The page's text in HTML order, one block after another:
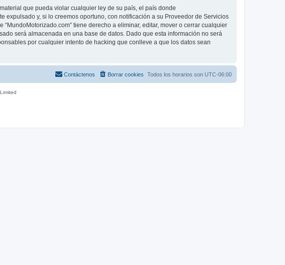
que pueda violar cualquier ley de su país, el país donde
expulsado y, si lo creemos oportuno, con notificación a su Proveedor de Servicios
tiene derecho a eliminar, editar, mover o cerrar cualquier
será almacenada en una base de datos. Dado que esta información no será
por cualquier intento de hacking que conlleve a que los datos sean
Todos los horarios son UTC-06:00
Borrar cookies
Contáctenos